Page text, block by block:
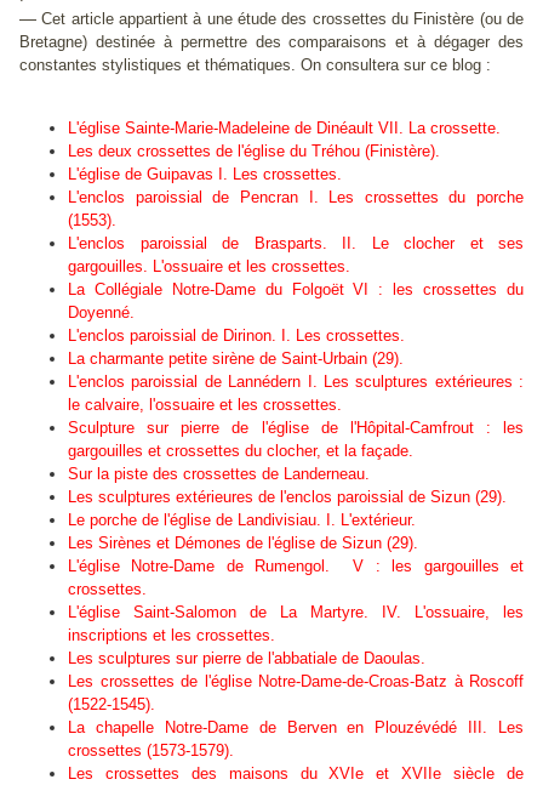
—Cet article appartient à une étude des crossettes du Finistère (ou de
Bretagne) destinée à permettre des comparaisons et à dégager des
constantes stylistiques et thématiques. On consultera sur ce blog :
L'église Sainte-Marie-Madeleine de Dinéault VII. La crossette.
Les deux crossettes de l'église du Tréhou (Finistère).
L'église de Guipavas I. Les crossettes.
L'enclos paroissial de Pencran I. Les crossettes du porche
(1553).
L'enclos paroissial de Brasparts. II. Le clocher et ses
gargouilles. L'ossuaire et les crossettes.
La Collégiale Notre-Dame du Folgoët VI : les crossettes du
Doyenné.
L'enclos paroissial de Dirinon. I. Les crossettes.
La charmante petite sirène de Saint-Urbain (29).
L'enclos paroissial de Lannédern I. Les sculptures extérieures :
le calvaire, l'ossuaire et les crossettes.
Sculpture sur pierre de l'église de l'Hôpital-Camfrout : les
gargouilles et crossettes du clocher, et la façade.
Sur la piste des crossettes de Landerneau.
Les sculptures extérieures de l'enclos paroissial de Sizun (29).
Le porche de l'église de Landivisiau. I. L'extérieur.
Les Sirènes et Démones de l'église de Sizun (29).
L'église Notre-Dame de Rumengol. V : les gargouilles et
crossettes.
L'église Saint-Salomon de La Martyre. IV. L'ossuaire, les
inscriptions et les crossettes.
Les sculptures sur pierre de l'abbatiale de Daoulas.
Les crossettes de l'église Notre-Dame-de-Croas-Batz à Roscoff
(1522-1545).
La chapelle Notre-Dame de Berven en Plouzévédé III. Les
crossettes (1573-1579).
Les crossettes des maisons du XVIe et XVIIe siècle de